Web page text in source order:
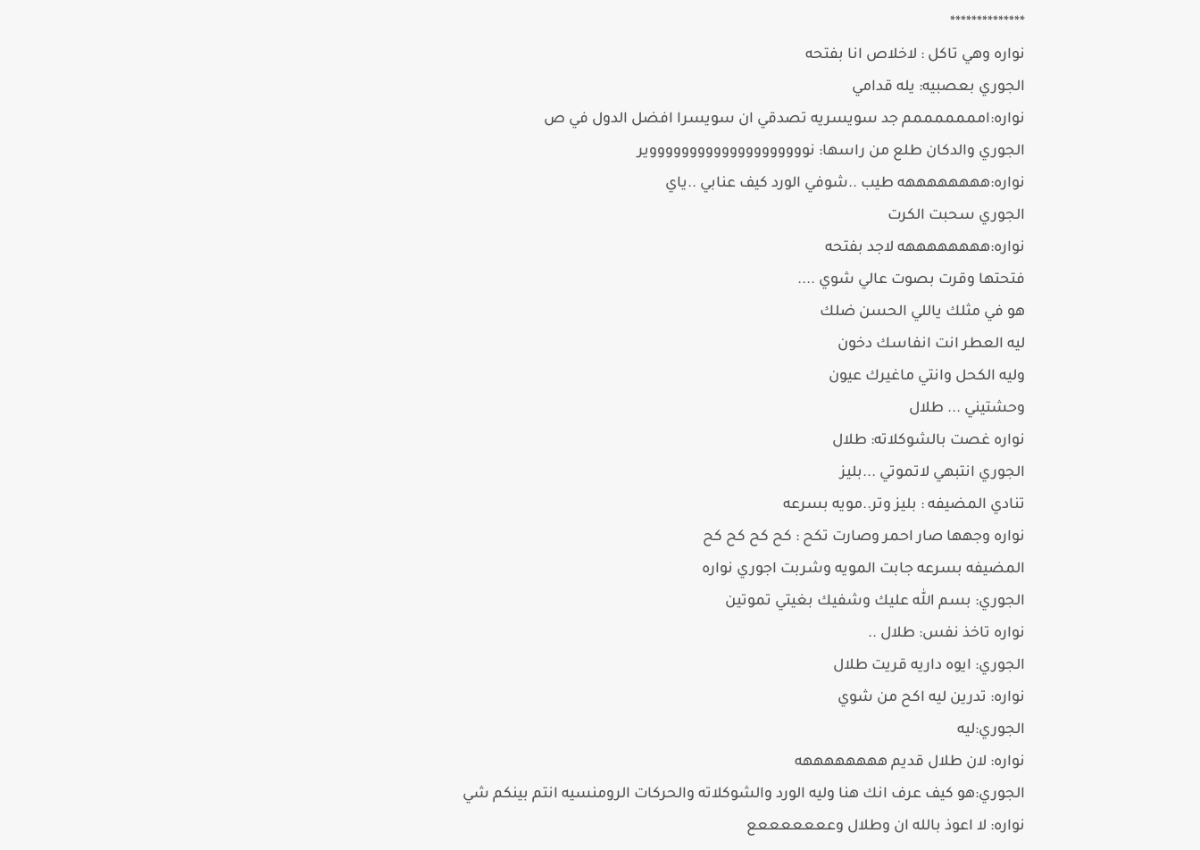
**************
نواره وهي تاكل : لاخلاص انا بفتحه
الجوري بعصبيه: يله قدامي
نواره:امممممممم جد سويسريه تصدقي ان سويسرا افضل الدول في ص
الجوري والدكان طلع من راسها: نووووووووووووووووووووير
نواره:ههههههههه طيب ..شوفي الورد كيف عنابي ..ياي
الجوري سحبت الكرت
نواره:ههههههههه لاجد بفتحه
فتحتها وقرت بصوت عالي شوي ....
هو في مثلك ياللي الحسن ضلك
ليه العطر انت انفاسك دخون
وليه الكحل وانتي ماغيرك عيون
وحشتيني ... طلال
نواره غصت بالشوكلاته: طلال
الجوري انتبهي لاتموتي ...بليز
تنادي المضيفه : بليز وتر..مويه بسرعه
نواره وجهها صار احمر وصارت تكح : كح كح كح كح
المضيفه بسرعه جابت المويه وشربت اجوري نواره
الجوري: بسم الله عليك وشفيك بغيتي تموتين
نواره تاخذ نفس: طلال ..
الجوري: ايوه داريه قريت طلال
نواره: تدرين ليه اكح من شوي
الجوري:ليه
نواره: لان طلال قديم ههههههههه
الجوري:هو كيف عرف انك هنا وليه الورد والشوكلاته والحركات الرومنسيه انتم بينكم شي
نواره: لا اعوذ بالله ان وطلال وعععععععع